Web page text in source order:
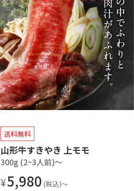
送料無料
山形牛すきやき 上モモ
300g (2~3人前)〜
5,980